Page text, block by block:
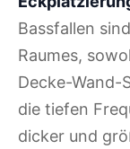
Bassfallen
Raumes,
Decke-Wand-
die tiefen
dicker und